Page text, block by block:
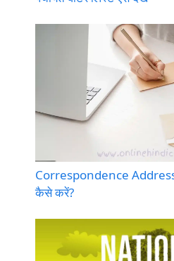
Correspondence Address
कैसे करें?